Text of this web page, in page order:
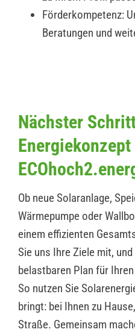
Förderkompetenz:
Beratungen und
Nächster
Ob neue Solaranlage,
Wärmepumpe oder
einem effizienten
Sie uns Ihre Ziele mit,
belastbaren Plan für
So nutzen Sie
bringt: bei Ihnen zu
Straße. Gemeinsam